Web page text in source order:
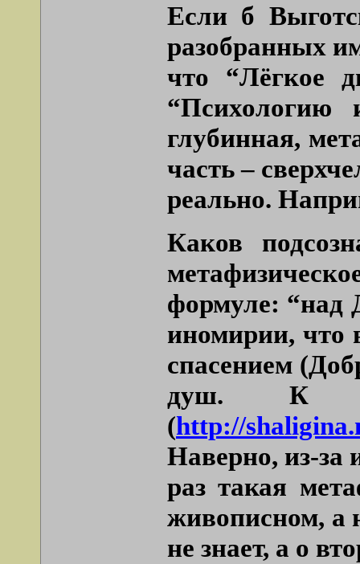
Если б
разобранных
что “Лёгкое
“Психологию
глубинная,
часть –
реально.
Каков
формуле: “над
иномирии, что
спасением
душ. К
(http://
Наверно, из-за
раз такая
живописном, а
не знает, а о